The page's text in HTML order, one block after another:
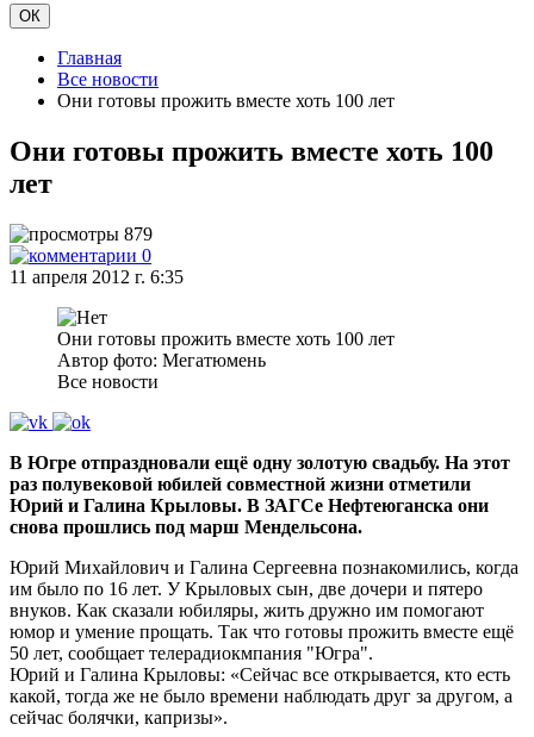
ОК
Главная
Все новости
Они готовы прожить вместе хоть 100 лет
Они готовы прожить вместе хоть 100
лет
879
0
11 апреля 2012 г. 6:35
Они готовы прожить вместе хоть 100 лет
Автор фото: Мегатюмень
Все новости
В Югре отпраздновали ещё одну золотую свадьбу. На этот
раз полувековой юбилей совместной жизни отметили
Юрий и Галина Крыловы. В ЗАГСе Нефтеюганска они
снова прошлись под марш Мендельсона.
Юрий Михайлович и Галина Сергеевна познакомились, когда
им было по 16 лет. У Крыловых сын, две дочери и пятеро
внуков. Как сказали юбиляры, жить дружно им помогают
юмор и умение прощать. Так что готовы прожить вместе ещё
50 лет, сообщает телерадиокмпания "Югра".
Юрий и Галина Крыловы: «Сейчас все открывается, кто есть
какой, тогда же не было времени наблюдать друг за другом, а
сейчас болячки, капризы».